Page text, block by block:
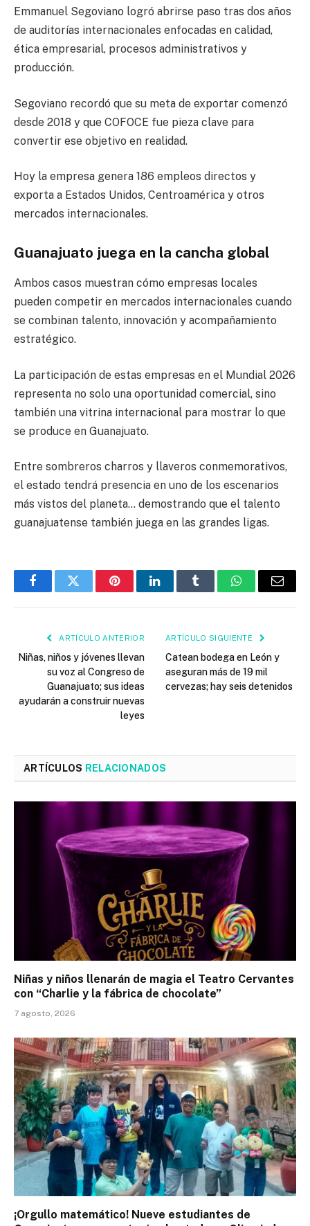
Emmanuel Segoviano logró abrirse paso tras dos años
de auditorías internacionales enfocadas en calidad,
ética empresarial, procesos administrativos y
producción.
Segoviano recordó que su meta de exportar comenzó
desde 2018 y que COFOCE fue pieza clave para
convertir ese objetivo en realidad.
Hoy la empresa genera 186 empleos directos y
exporta a Estados Unidos, Centroamérica y otros
mercados internacionales.
Guanajuato juega en la cancha global
Ambos casos muestran cómo empresas locales
pueden competir en mercados internacionales cuando
se combinan talento, innovación y acompañamiento
estratégico.
La participación de estas empresas en el Mundial 2026
representa no solo una oportunidad comercial, sino
también una vitrina internacional para mostrar lo que
se produce en Guanajuato.
Entre sombreros charros y llaveros conmemorativos,
el estado tendrá presencia en uno de los escenarios
más vistos del planeta… demostrando que el talento
guanajuatense también juega en las grandes ligas.
FacebookTwitter PinterestLinkedInTumblr WhatsAppEmail
ARTÍCULO ANTERIOR
Niñas, niños y jóvenes llevan
su voz al Congreso de
Guanajuato; sus ideas
ayudarán a construir nuevas
leyes
ARTÍCULO SIGUIENTE
Catean bodega en León y
aseguran más de 19 mil
cervezas; hay seis detenidos
ARTÍCULOS RELACIONADOS
Niñas y niños llenarán de magia el Teatro Cervantes
con “Charlie y la fábrica de chocolate”
7 agosto, 2026
¡Orgullo matemático! Nueve estudiantes de